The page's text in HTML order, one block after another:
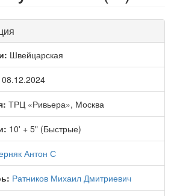
Швейцарская
08.12.2024
ТРЦ «Ривьера», Москва
10' + 5" (Быстрые)
Антон С
Ратников Михаил Дмитриевич